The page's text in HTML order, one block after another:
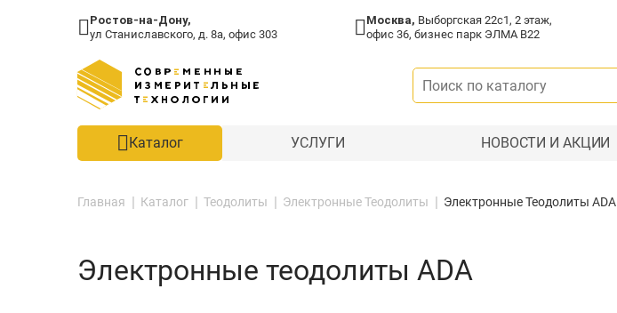
Ростов-на-Дону,
ул Станиславского, д. 8а, офис 303
Москва, Выборгская 22с1, 2 этаж,
офис 36, бизнес парк ЭЛМА В22
Каталог УСЛУГИ НОВОСТИ И АКЦИИ
Главная Каталог Теодолиты Электронные Теодолиты Электронные Теодолиты ADA
Электронные теодолиты ADA